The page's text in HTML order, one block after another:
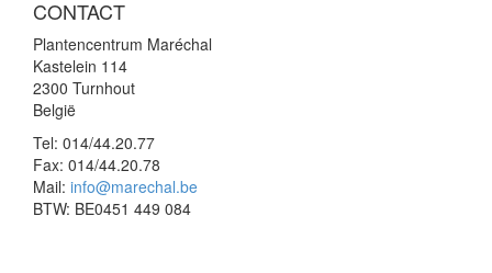
CONTACT
Plantencentrum Maréchal
Kastelein 114
2300 Turnhout
België
Tel: 014/44.20.77
Fax: 014/44.20.78
Mail: info@marechal.be
BTW: BE0451 449 084